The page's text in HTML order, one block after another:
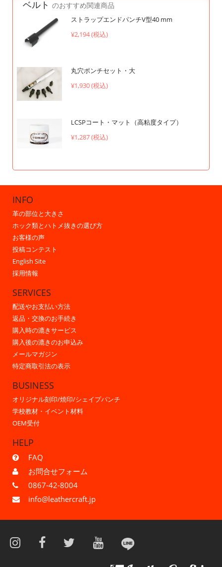
ベルト のおすすめ関連商品
ストラップエンドパンチV型40 mm
¥2,194 (税込)
丸穴ポンチセット・大
¥1,930 (税込)
LCSPコート・マット（高粘度タイプ）
¥1,287 (税込)
INFO
革の部位と大きさ
ホック類とハトメ抜きの選び方
お客様の声
投稿コンテスト
English Site
採用情報
SERVICES
配送やお支払い方法
返品・交換のお手続き
購入時の漉きサービス
購入後の漉きのお申込み
メールマガジン
特定商取引法の表示
BUSINESS
オリジナル刻印/焼印/シェイプパンチ
学校教材・イベント材料
OEM受付
HELP
FAQ
お問合せフォーム
0867-42-8004
info@leathercraft.jp